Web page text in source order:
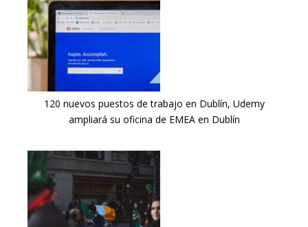
120 nuevos puestos de trabajo en Dublín, Udemy
ampliará su oficina de EMEA en Dublín